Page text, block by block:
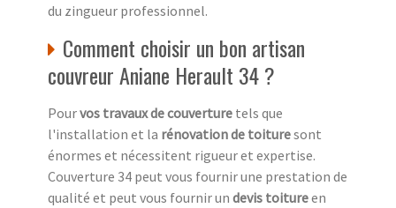
du zingueur professionnel.
Comment choisir un bon artisan
couvreur Aniane Herault 34 ?
Pourvos travaux de couverture tels que
l'installation et la rénovation de toituresont
énormes et nécessitent rigueur et expertise.
Couverture 34 peut vous fournir une prestation de
qualité et peut vous fournir un devis toitureen